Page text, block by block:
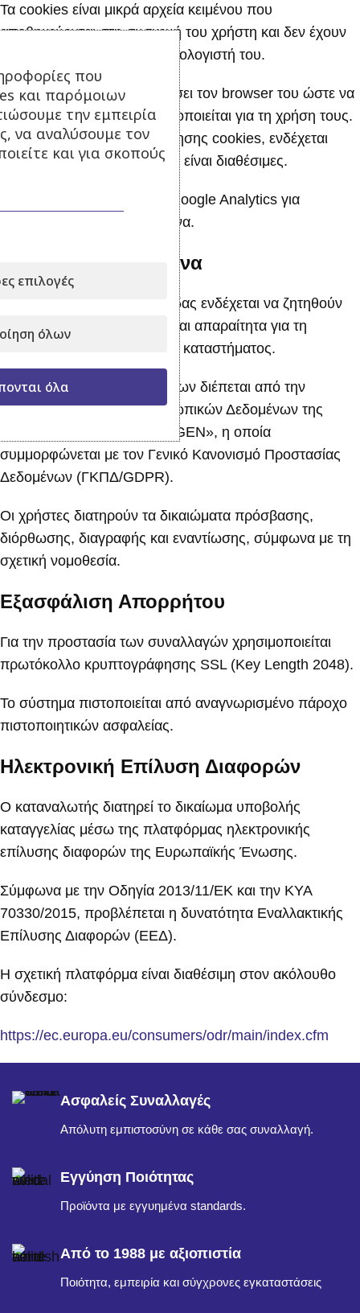
Τα cookies είναι μικρά αρχεία κειμένου που
αποθηκεύονται στη συσκευή του χρήστη και δεν έχουν
πρόσβαση σε αρχεία του υπολογιστή του.
Ο χρήστης μπορεί να ρυθμίσει τον browser του ώστε να
απορρίπτει cookies ή να ειδοποιείται για τη χρήση τους.
Σε περίπτωση απενεργοποίησης cookies, ενδέχεται
ορισμένες υπηρεσίες να μην είναι διαθέσιμες.
Ο ιστότοπος χρησιμοποιεί Google Analytics για
ανώνυμα στατιστικά δεδομένα.
Προσωπικά Δεδομένα
Κατά τη χρήση της ιστοσελίδας ενδέχεται να ζητηθούν
προσωπικά στοιχεία που είναι απαραίτητα για τη
λειτουργία του ηλεκτρονικού καταστήματος.
Η επεξεργασία των δεδομένων διέπεται από την
Πολιτική Προστασίας Προσωπικών Δεδομένων της
«ΠΑΠΑΔΟΠΟΥΛΟΣ ΙΚΕ RIGEN», η οποία
συμμορφώνεται με τον Γενικό Κανονισμό Προστασίας
Δεδομένων (ΓΚΠΔ/GDPR).
Οι χρήστες διατηρούν τα δικαιώματα πρόσβασης,
διόρθωσης, διαγραφής και εναντίωσης, σύμφωνα με τη
σχετική νομοθεσία.
Εξασφάλιση Απορρήτου
Για την προστασία των συναλλαγών χρησιμοποιείται
πρωτόκολλο κρυπτογράφησης SSL (Key Length 2048).
Το σύστημα πιστοποιείται από αναγνωρισμένο πάροχο
πιστοποιητικών ασφαλείας.
Ηλεκτρονική Επίλυση Διαφορών
Ο καταναλωτής διατηρεί το δικαίωμα υποβολής
καταγγελίας μέσω της πλατφόρμας ηλεκτρονικής
επίλυσης διαφορών της Ευρωπαϊκής Ένωσης.
Σύμφωνα με την Οδηγία 2013/11/ΕΚ και την ΚΥΑ
70330/2015, προβλέπεται η δυνατότητα Εναλλακτικής
Επίλυσης Διαφορών (ΕΕΔ).
Η σχετική πλατφόρμα είναι διαθέσιμη στον ακόλουθο
σύνδεσμο:
https://ec.europa.eu/consumers/odr/main/index.cfm
Ασφαλείς Συναλλαγές
Απόλυτη εμπιστοσύνη σε κάθε σας συναλλαγή.
Εγγύηση Ποιότητας
Προϊόντα με εγγυημένα standards.
Από το 1988 με αξιοπιστία
Ποιότητα, εμπειρία και σύγχρονες εγκαταστάσεις
που
και παρόμοιων
την εμπειρία
να αναλύσουμε τον
και για σκοπούς
επιλογές
όλων
όλα